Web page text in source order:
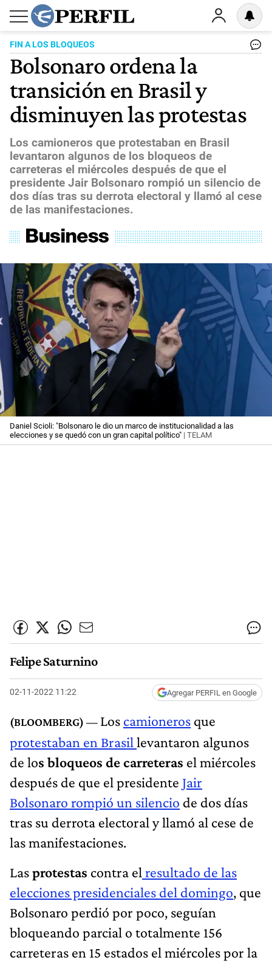
FIN A LOS BLOQUEOS
Bolsonaro ordena la
transición en Brasil y
disminuyen las protestas
Los camioneros que protestaban en Brasil
levantaron algunos de los bloqueos de
carreteras el miércoles después de que el
presidente Jair Bolsonaro rompió un silencio de
dos días tras su derrota electoral y llamó al cese
de las manifestaciones.
Daniel Scioli: "Bolsonaro le dio un marco de institucionalidad a las
elecciones y se quedó con un gran capital político" | TELAM
Felipe Saturnino
02-11-2022 11:22 Agregar PERFIL en Google
Los camioneros que
protestaban en Brasil levantaron algunos
de los bloqueos de carreteras el miércoles
después de que el presidente Jair
Bolsonaro rompió un silencio de dos días
tras su derrota electoral y llamó al cese de
las manifestaciones.
Lasprotestas contra el resultado de las
elecciones presidenciales del domingo, que
Bolsonaro perdió por poco, seguían
bloqueando parcial o totalmente 156
carreteras en 15 estados el miércoles por la